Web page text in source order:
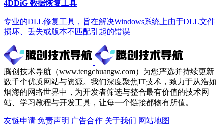
4DDiG 数据恢复工具
专业的DLL修复工具，旨在解决Windows系统上由于DLL文件
损坏、丢失或版本不匹配引起的错误
腾创技术导航（www.tengchuangw.com）为您严选并持续更新
数千个优质网站与资源。我们深度聚焦IT技术，致力于从浩如
烟海的网络世界中，为开发者筛选与整合最有价值的技术网
站、学习教程与开发工具，让每一个链接都物有所值。
友链申请 免责声明 广告合作 关于我们 网站地图